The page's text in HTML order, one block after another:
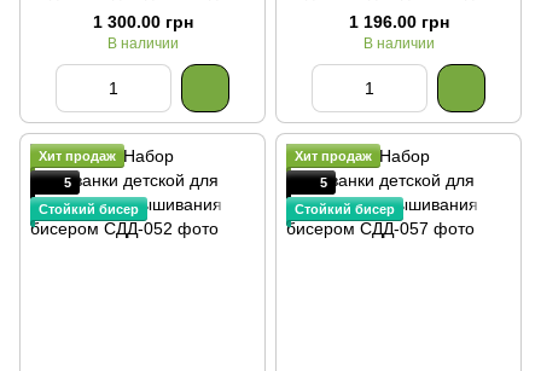
вышивания бисером
1 300.00 грн
В наличии
вышивания бисером
1 196.00 грн
В наличии
Хит продаж
5
Стойкий бисер
Хит продаж
5
Стойкий бисер